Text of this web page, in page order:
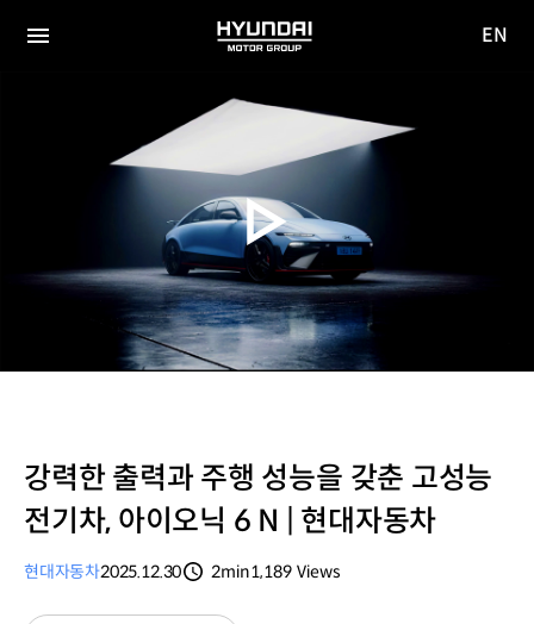
HYUNDAI
GROUP
EN
강력한 출력과 주행 성능을 갖춘 고성능
전기차, 아이오닉 6 N | 현대자동차
현대자동차2025.12.30
2min1,189 Views